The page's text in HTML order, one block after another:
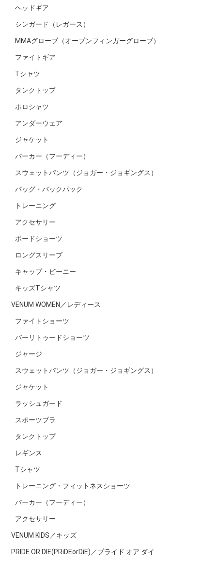
ヘッドギア
シンガード（レガース）
MMAグローブ（オープンフィンガーグローブ）
ファイトギア
Tシャツ
タンクトップ
ポロシャツ
アンダーウェア
ジャケット
パーカー（フーディー）
スウェットパンツ（ジョガー・ジョギングス）
バッグ・バックパック
トレーニング
アクセサリー
ボードショーツ
ロングスリーブ
キャップ・ビーニー
キッズTシャツ
VENUM WOMEN／レディース
ファイトショーツ
バーリトゥードショーツ
ジャージ
スウェットパンツ（ジョガー・ジョギングス）
ジャケット
ラッシュガード
スポーツブラ
タンクトップ
レギンス
Tシャツ
トレーニング・フィットネスショーツ
パーカー（フーディー）
アクセサリー
VENUM KIDS／キッズ
PRIDE OR DIE(PRiDEorDiE)／プライド オア ダイ